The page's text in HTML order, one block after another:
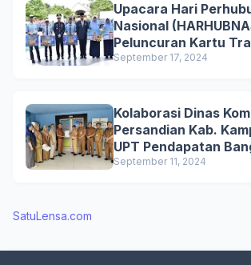
Upacara Hari
Nasional
Peluncuran Kartu
Pelajar Gratis
September 17, 2024
Kolaborasi Dinas
Persandian Kab.
UPT Pendapatan
untuk
September 11, 2024
SatuLensa.com